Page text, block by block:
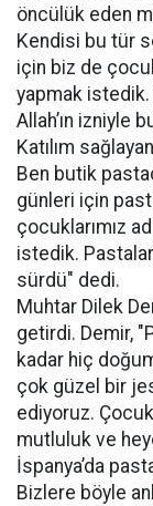
öncülük eden
Kendisi bu tür
için biz de
yapmak istedik.
Allah’ın izniyle
Katılım
Ben butik
günleri için
çocuklarımız
istedik.
sürdü" dedi.
Muhtar Dilek
getirdi. Demir,
kadar hiç
çok güzel bir
ediyoruz.
mutluluk ve
İspanya’da
Bizlere böyle